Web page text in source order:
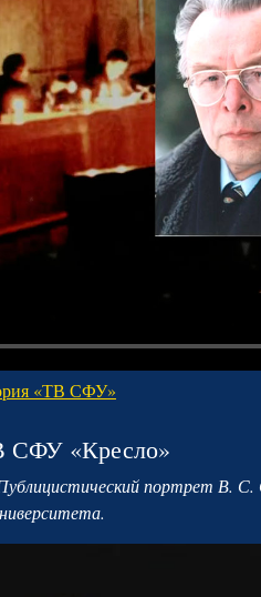
«ТВ СФУ»
СФУ «Кресло»
портрет В. С.